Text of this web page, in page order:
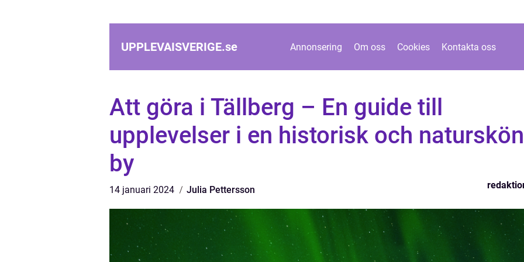
UPPLEVAISVERIGE.se Annonsering Om oss Cookies Kontakta oss
Att göra i Tällberg – En guide till
upplevelser i en historisk och naturskön
by
14 januari 2024 Julia Pettersson